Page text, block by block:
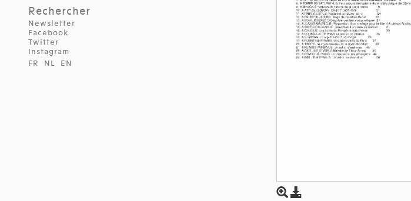
Rechercher
Newsletter
Facebook
Twitter
Instagram
FR
NL EN